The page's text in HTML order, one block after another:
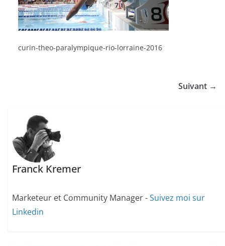
curin-theo-paralympique-rio-lorraine-2016
Suivant →
Franck Kremer
Marketeur et Community Manager -Suivez moi sur
Linkedin